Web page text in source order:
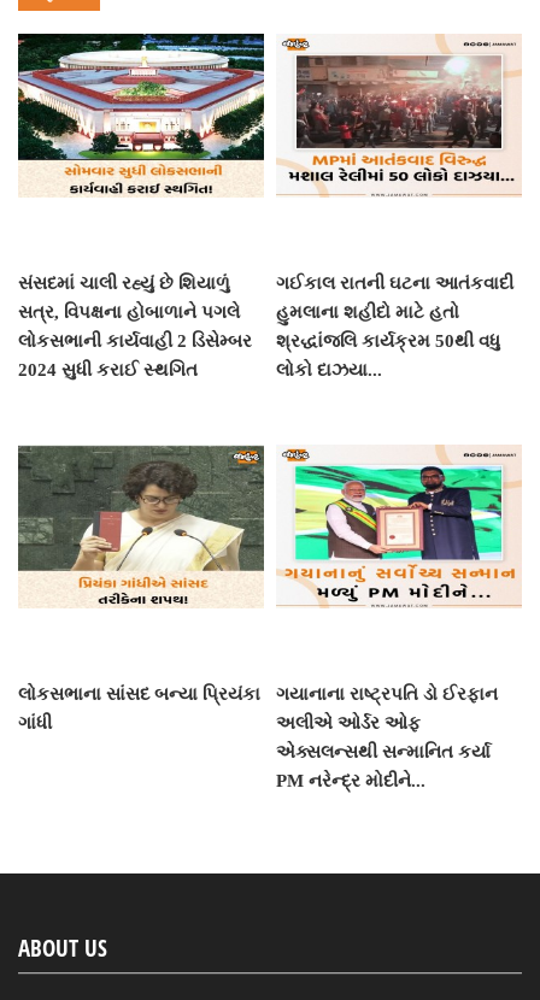
સંસદમાં ચાલી રહ્યું છે શિયાળું
સત્ર, વિપક્ષના હોબાળાને પગલે
લોકસભાની કાર્યવાહી 2 ડિસેમ્બર
2024 સુધી કરાઈ સ્થગિત
ગઈકાલ રાતની ઘટના આતંકવાદી
હુમલાના શહીદો માટે હતો
શ્રદ્ધાંજલિ કાર્યક્રમ 50થી વધુ
લોકો દાઝયા...
લોકસભાના સાંસદ બન્યા પ્રિયંકા
ગાંધી
ગયાનાના રાષ્ટ્રપતિ ડો ઈરફાન
અલીએ ઓર્ડર ઓફ
એક્સલન્સથી સન્માનિત કર્યા
PM નરેન્દ્ર મોદીને...
ABOUT US